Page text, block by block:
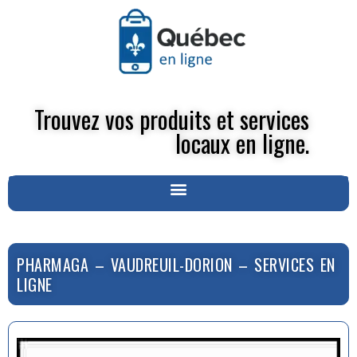
Trouvez vos produits et services
locaux en ligne.
PHARMAGA – VAUDREUIL-DORION – SERVICES EN
LIGNE